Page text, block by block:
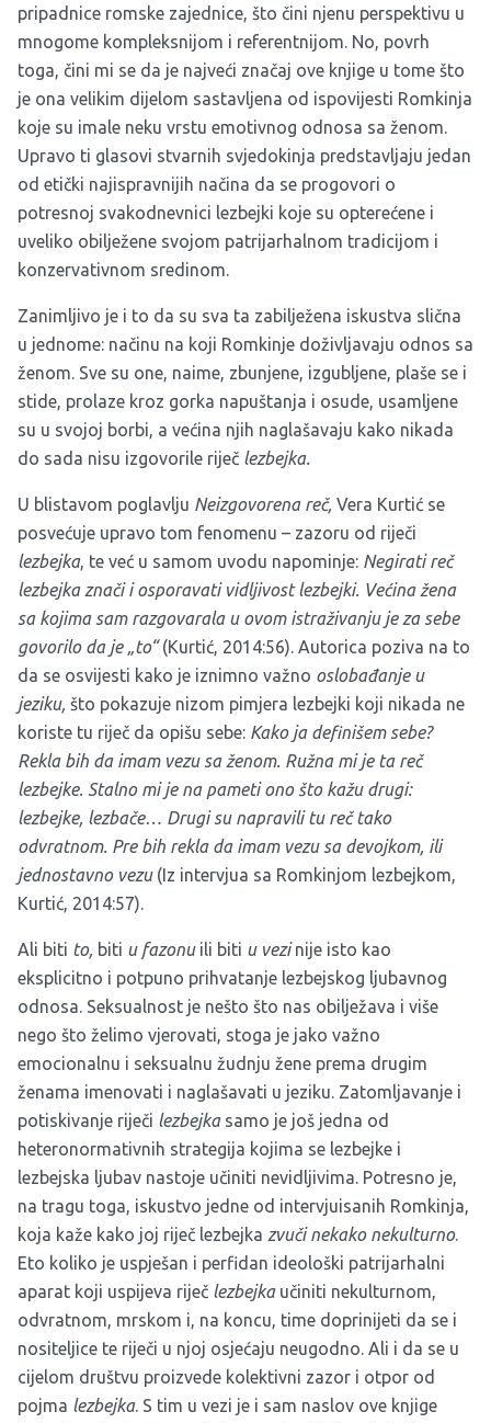
pripadnice romske zajednice, što čini njenu perspektivu u
mnogome kompleksnijom i referentnijom. No, povrh
toga, čini mi se da je najveći značaj ove knjige u tome što
je ona velikim dijelom sastavljena od ispovijesti Romkinja
koje su imale neku vrstu emotivnog odnosa sa ženom.
Upravo ti glasovi stvarnih svjedokinja predstavljaju jedan
od etički najispravnijih načina da se progovori o
potresnoj svakodnevnici lezbejki koje su opterećene i
uveliko obilježene svojom patrijarhalnom tradicijom i
konzervativnom sredinom.
Zanimljivo je i to da su sva ta zabilježena iskustva slična
u jednome: načinu na koji Romkinje doživljavaju odnos sa
ženom. Sve su one, naime, zbunjene, izgubljene, plaše se i
stide, prolaze kroz gorka napuštanja i osude, usamljene
su u svojoj borbi, a većina njih naglašavaju kako nikada
do sada nisu izgovorile riječ lezbejka.
U blistavom poglavlju Neizgovorena reč, Vera Kurtić se
posvećuje upravo tom fenomenu – zazoru od riječi
lezbejka, te već u samom uvodu napominje: Negirati reč
lezbejka znači i osporavati vidljivost lezbejki. Većina žena
sa kojima sam razgovarala u ovom istraživanju je za sebe
govorilo da je „to“(Kurtić, 2014:56). Autorica poziva na to
da se osvijesti kako je iznimno važno oslobađanje u
jeziku, što pokazuje nizom pimjera lezbejki koji nikada ne
koriste tu riječ da opišu sebe: Kako ja definišem sebe?
Rekla bih da imam vezu sa ženom. Ružna mi je ta reč
lezbejke. Stalno mi je na pameti ono što kažu drugi:
lezbejke, lezbače… Drugi su napravili tu reč tako
odvratnom. Pre bih rekla da imam vezu sa devojkom, ili
jednostavno vezu (Iz intervjua sa Romkinjom lezbejkom,
Kurtić, 2014:57).
Ali biti to, biti u fazonu ili biti u vezinije isto kao
eksplicitno i potpuno prihvatanje lezbejskog ljubavnog
odnosa. Seksualnost je nešto što nas obilježava i više
nego što želimo vjerovati, stoga je jako važno
emocionalnu i seksualnu žudnju žene prema drugim
ženama imenovati i naglašavati u jeziku. Zatomljavanje i
potiskivanje riječi lezbejkasamo je još jedna od
heteronormativnih strategija kojima se lezbejke i
lezbejska ljubav nastoje učiniti nevidljivima. Potresno je,
na tragu toga, iskustvo jedne od intervjuisanih Romkinja,
koja kaže kako joj riječ lezbejka zvuči nekako nekulturno.
Eto koliko je uspješan i perfidan ideološki patrijarhalni
aparat koji uspijeva riječ lezbejkaučiniti nekulturnom,
odvratnom, mrskom i, na koncu, time doprinijeti da se i
nositeljice te riječi u njoj osjećaju neugodno. Ali i da se u
cijelom društvu proizvede kolektivni zazor i otpor od
pojma lezbejka. S tim u vezi je i sam naslov ove knjige